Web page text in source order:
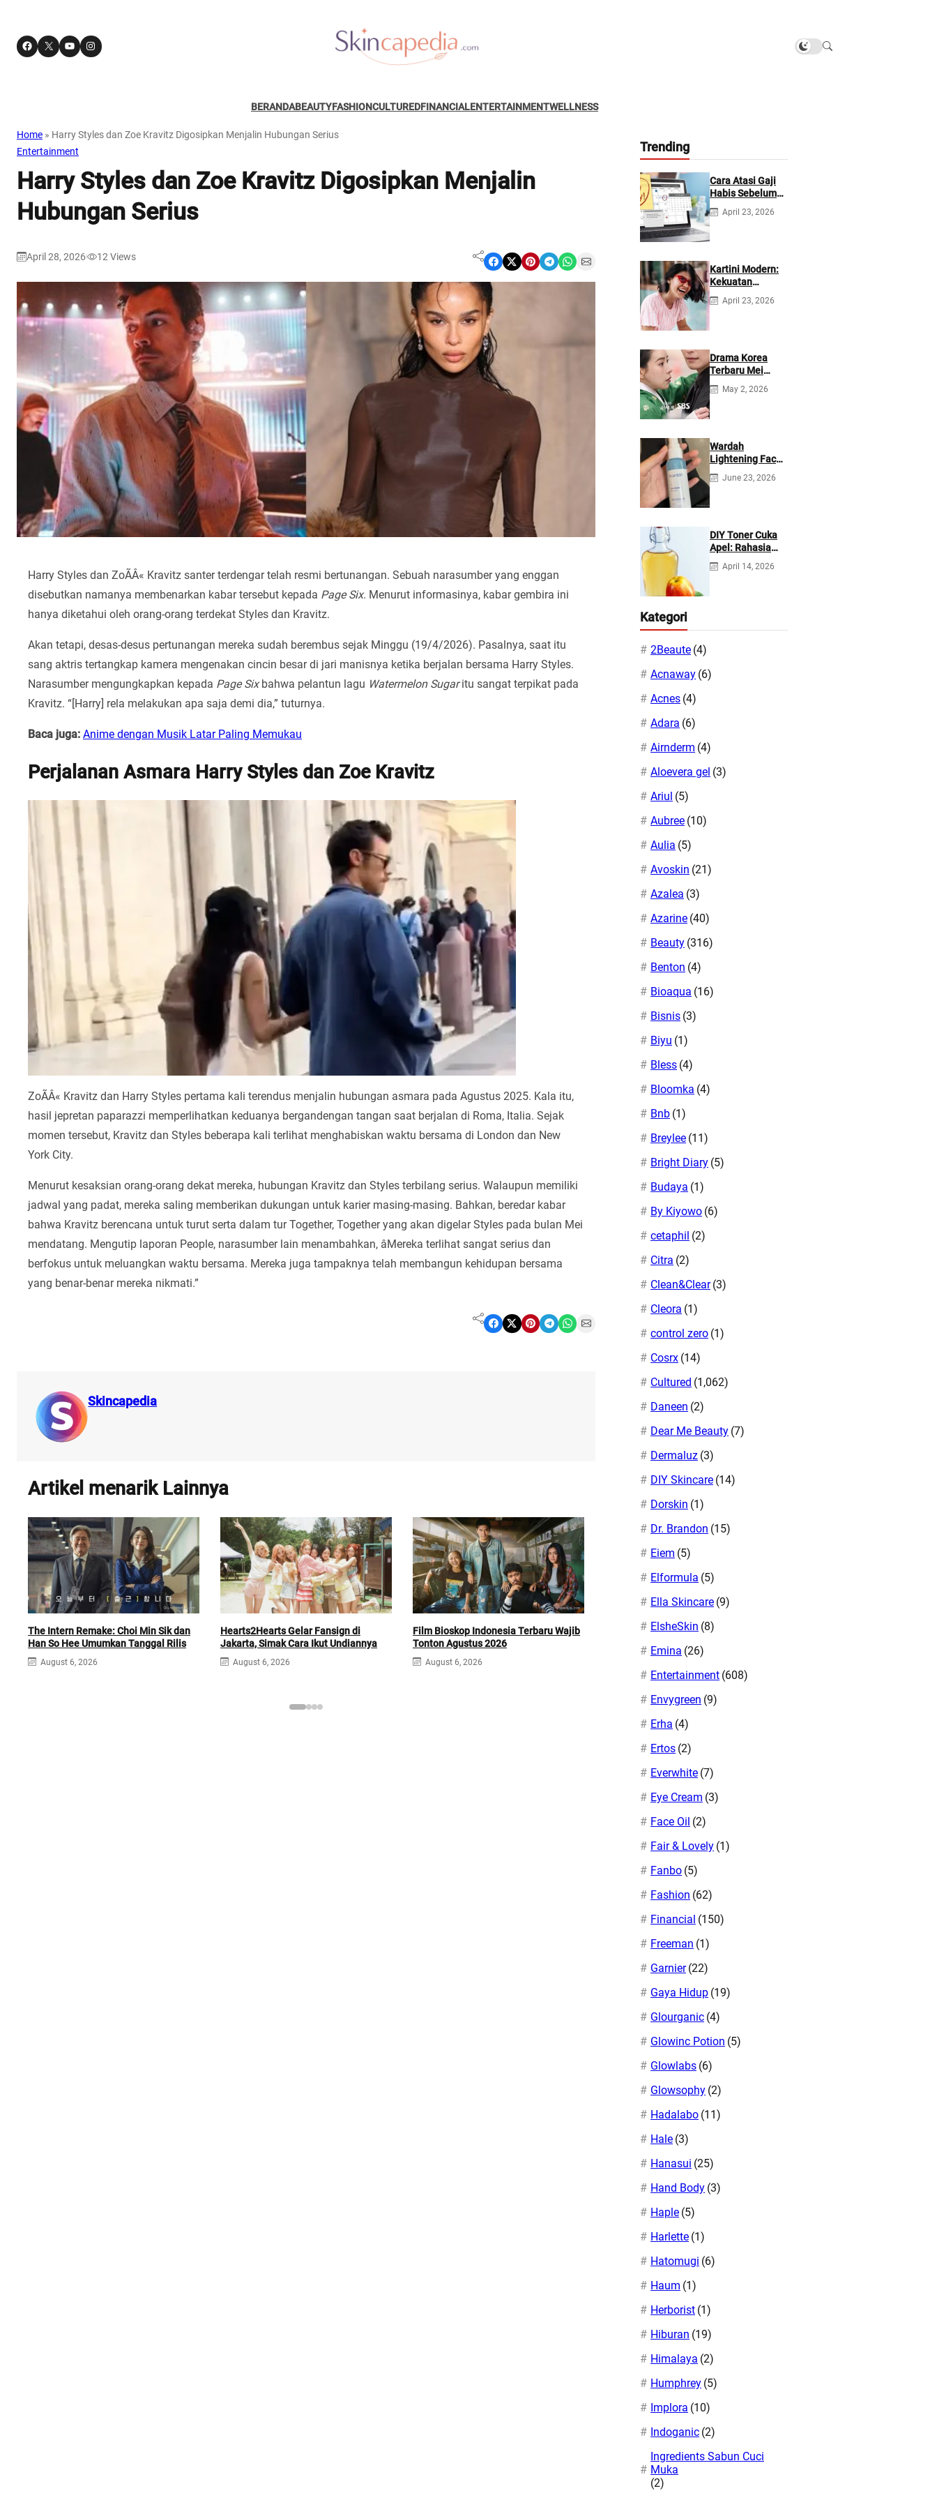
Facebook X YouTube Instagram
BERANDABEAUTYFASHIONCULTUREDFINANCIALENTERTAINMENTWELLNESS
Home » Harry Styles dan Zoe Kravitz Digosipkan Menjalin Hubungan Serius
Entertainment
Harry Styles dan Zoe Kravitz Digosipkan Menjalin
Hubungan Serius
April 28, 2026 12 Views Share on Facebook Share on X Share on Pinterest Share on Telegram Share on WhatsApp Share on Email
Harry Styles dan ZoÃÂ« Kravitz santer terdengar telah resmi bertunangan. Sebuah narasumber yang enggan
disebutkan namanya membenarkan kabar tersebut kepada Page Six. Menurut informasinya, kabar gembira ini
hanya diketahui oleh orang-orang terdekat Styles dan Kravitz.
Akan tetapi, desas-desus pertunangan mereka sudah berembus sejak Minggu (19/4/2026). Pasalnya, saat itu
sang aktris tertangkap kamera mengenakan cincin besar di jari manisnya ketika berjalan bersama Harry Styles.
Narasumber mengungkapkan kepada Page Sixbahwa pelantun lagu Watermelon Sugaritu sangat terpikat pada
Kravitz. “[Harry] rela melakukan apa saja demi dia,” tuturnya.
Baca juga: Anime dengan Musik Latar Paling Memukau
Perjalanan Asmara Harry Styles dan Zoe Kravitz
ZoÃÂ« Kravitz dan Harry Styles pertama kali terendus menjalin hubungan asmara pada Agustus 2025. Kala itu,
hasil jepretan paparazzi memperlihatkan keduanya bergandengan tangan saat berjalan di Roma, Italia. Sejak
momen tersebut, Kravitz dan Styles beberapa kali terlihat menghabiskan waktu bersama di London dan New
York City.
Menurut kesaksian orang-orang dekat mereka, hubungan Kravitz dan Styles terbilang serius. Walaupun memiliki
jadwal yang padat, mereka saling memberikan dukungan untuk karier masing-masing. Bahkan, beredar kabar
bahwa Kravitz berencana untuk turut serta dalam tur Together, Together yang akan digelar Styles pada bulan Mei
mendatang. Mengutip laporan People, narasumber lain menambahkan, âMereka terlihat sangat serius dan
berfokus untuk meluangkan waktu bersama. Mereka juga tampaknya telah membangun kehidupan bersama
yang benar-benar mereka nikmati.”
Share on Facebook Share on X Share on Pinterest Share on Telegram Share on WhatsApp Share on Email
Skincapedia
Artikel menarik Lainnya
The Intern Remake: Choi Min Sik dan
Han So Hee Umumkan Tanggal Rilis
August 6, 2026
Hearts2Hearts Gelar Fansign di
Jakarta, Simak Cara Ikut Undiannya
August 6, 2026
Film Bioskop Indonesia Terbaru Wajib
Tonton Agustus 2026
August 6, 2026
A Bona Fide Killer: 3 Sisi Menarik
Drakor Terbaru Gong Hyo Jin
Trending
Cara Atasi Gaji
Habis Sebelum
Gajian
Berikutnya
April 23, 2026
Kartini Modern:
Kekuatan
Berevolusi &
Rawat Diri
April 23, 2026
Drama Korea
Terbaru Mei
2026: Mana yang
Tayang di
May 2, 2026
Wardah
Lightening Face
Mist: Cek
Ingredients &
June 23, 2026
DIY Toner Cuka
Apel: Rahasia
Jerawat Kempes
dalam 2 Hari!
April 14, 2026
Kategori
2Beaute (4)
Acnaway (6)
Acnes (4)
Adara (6)
Airnderm (4)
Aloevera gel (3)
Ariul (5)
Aubree (10)
Aulia (5)
Avoskin (21)
Azalea (3)
Azarine (40)
Beauty (316)
Benton (4)
Bioaqua (16)
Bisnis (3)
Biyu (1)
Bless (4)
Bloomka (4)
Bnb (1)
Breylee (11)
Bright Diary (5)
Budaya (1)
By Kiyowo (6)
cetaphil (2)
Citra (2)
Clean&Clear (3)
Cleora (1)
control zero (1)
Cosrx (14)
Cultured (1,062)
Daneen (2)
Dear Me Beauty (7)
Dermaluz (3)
DIY Skincare (14)
Dorskin (1)
Dr. Brandon (15)
Eiem (5)
Elformula (5)
Ella Skincare (9)
ElsheSkin (8)
Emina (26)
Entertainment (608)
Envygreen (9)
Erha (4)
Ertos (2)
Everwhite (7)
Eye Cream (3)
Face Oil (2)
Fair & Lovely (1)
Fanbo (5)
Fashion (62)
Financial (150)
Freeman (1)
Garnier (22)
Gaya Hidup (19)
Glourganic (4)
Glowinc Potion (5)
Glowlabs (6)
Glowsophy (2)
Hadalabo (11)
Hale (3)
Hanasui (25)
Hand Body (3)
Haple (5)
Harlette (1)
Hatomugi (6)
Haum (1)
Herborist (1)
Hiburan (19)
Himalaya (2)
Humphrey (5)
Implora (10)
Indoganic (2)
Ingredients Sabun Cuci
Muka
(2)